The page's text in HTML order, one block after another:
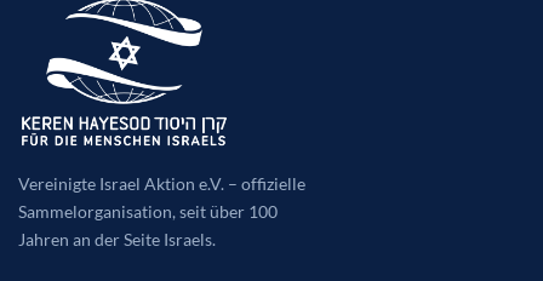
Vereinigte Israel Aktion e.V. – offizielle
Sammelorganisation, seit über 100
Jahren an der Seite Israels.